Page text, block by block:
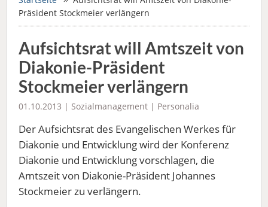
Präsident Stockmeier verlängern
Aufsichtsrat will Amtszeit von
Diakonie-Präsident
Stockmeier verlängern
01.10.2013 | Sozialmanagement | Personalia
Der Aufsichtsrat des Evangelischen Werkes für
Diakonie und Entwicklung wird der Konferenz
Diakonie und Entwicklung vorschlagen, die
Amtszeit von Diakonie-Präsident Johannes
Stockmeier zu verlängern.